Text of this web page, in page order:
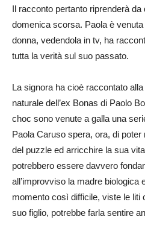
Il racconto pertanto riprenderà
domenica scorsa. Paola è
donna, vedendola in tv, ha
tutta la verità sul suo passato.
La signora ha cioè raccontato
naturale dell’ex Bonas di Paolo
choc sono venute a galla una
Paola Caruso spera, ora, di
del puzzle ed arricchire la sua
potrebbero essere davvero
all’improvviso la madre biologica
momento così difficile, viste le liti
suo figlio, potrebbe farla sentire